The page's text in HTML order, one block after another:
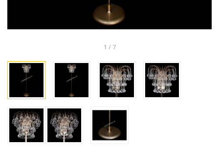
1 / 7